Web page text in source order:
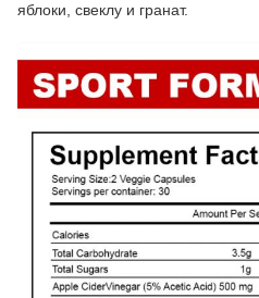
яблоки, свеклу и гранат.